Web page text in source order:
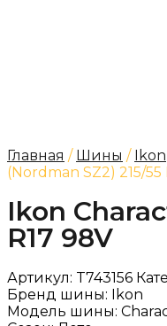
Главная / Шины / Ikon
(Nordman SZ2) 215/55
Ikon
R17 98V
Артикул: T743156
Бренд шины: Ikon
Модель шины: